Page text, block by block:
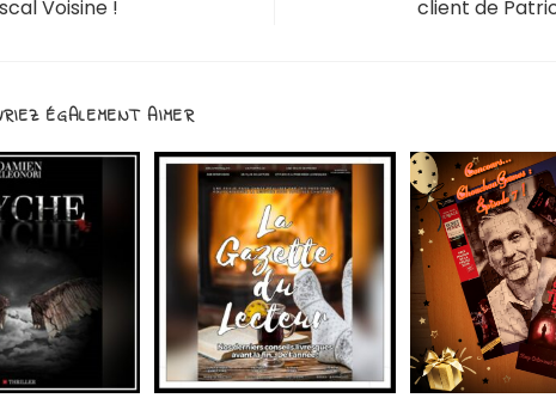
Voisine !
client de
ÉGALEMENT AIMER